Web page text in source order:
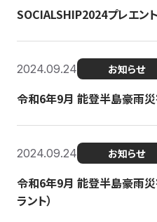
SOCIALSHIP2024プレエン
2024.09.24 お知らせ
令和6年9月 能登半島豪雨
2024.09.24 お知らせ
令和6年9月 能登半島豪雨災
ラント）